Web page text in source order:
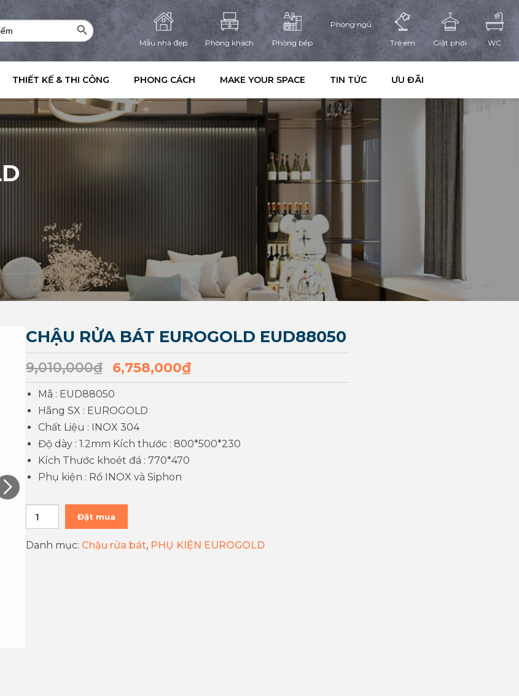
Search Button
Mẫu nhà đẹp Phòng khách Phòng bếp
Phòng ngủ
Trẻ em
Giặt phơi WC
THIẾT KẾ & THI CÔNG PHONG CÁCH MAKE YOUR SPACE TIN TỨC ƯU ĐÃI
CHẬU RỬA BÁT EUROGOLD EUD88050
9,010,000₫ 6,758,000₫
Đặt mua
Danh mục: Chậu rửa bát, PHỤ KIỆN EUROGOLD
Mã : EUD88050
Hãng SX : EUROGOLD
Chất Liệu : INOX 304
Độ dày : 1.2mm Kích thước : 800*500*230
Kích Thước khoét đá : 770*470
Phụ kiện : Rổ INOX và Siphon